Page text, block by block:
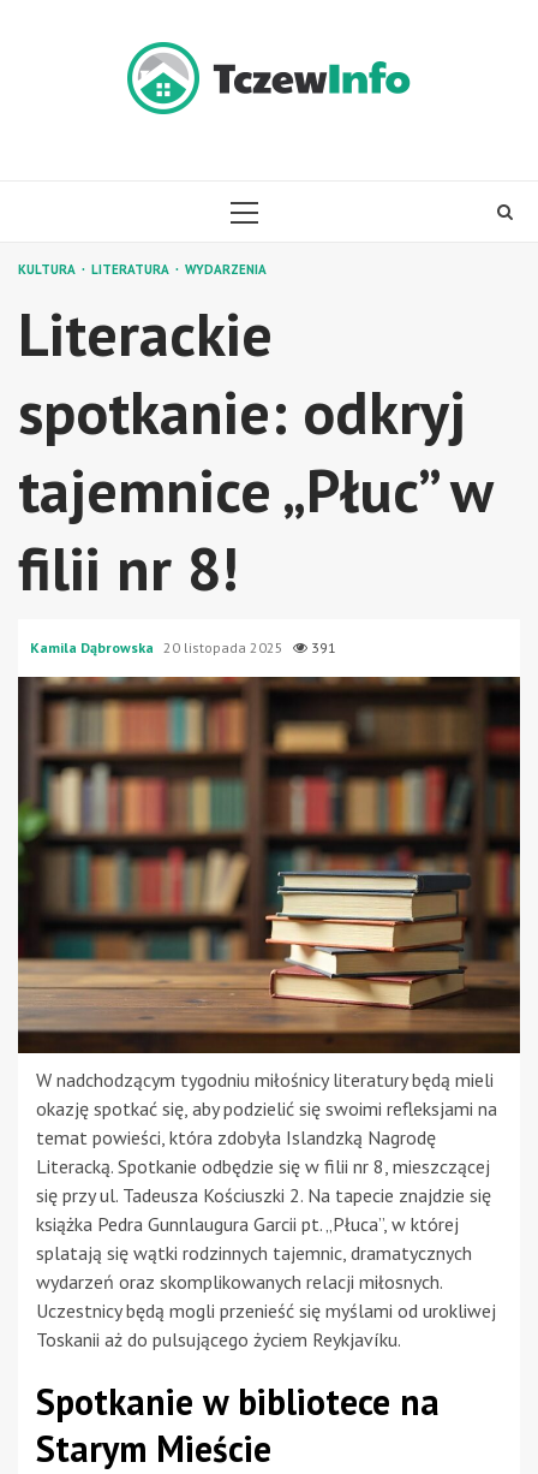
PRIMARY
KULTURA LITERATURA WYDARZENIA
Literackie
spotkanie: odkryj
tajemnice „Płuc” w
filii nr 8!
Kamila Dąbrowska 20 listopada 2025 391
W nadchodzącym tygodniu miłośnicy literatury będą mieli
okazję spotkać się, aby podzielić się swoimi refleksjami na
temat powieści, która zdobyła Islandzką Nagrodę
Literacką. Spotkanie odbędzie się w filii nr 8, mieszczącej
się przy ul. Tadeusza Kościuszki 2. Na tapecie znajdzie się
książka Pedra Gunnlaugura Garcii pt. „Płuca”, w której
splatają się wątki rodzinnych tajemnic, dramatycznych
wydarzeń oraz skomplikowanych relacji miłosnych.
Uczestnicy będą mogli przenieść się myślami od urokliwej
Toskanii aż do pulsującego życiem Reykjavíku.
Spotkanie w bibliotece na
Starym Mieście